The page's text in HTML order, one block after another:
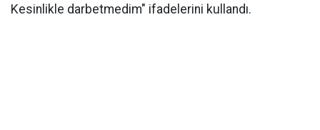
Kesinlikle darbetmedim" ifadelerini kullandı.